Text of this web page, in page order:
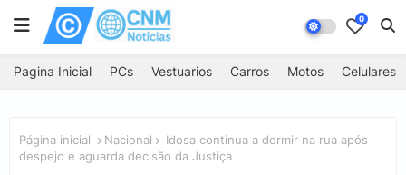
0
Pagina Inicial PCs Vestuarios Carros Motos Celulares
Página inicial Nacional
Idosa continua a dormir na rua após
despejo e aguarda decisão da Justiça